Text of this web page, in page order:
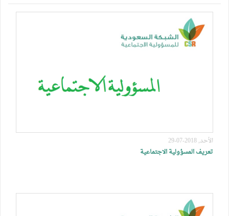
الأحد, 2018-07-29
تعريف المسؤولية الاجتماعية